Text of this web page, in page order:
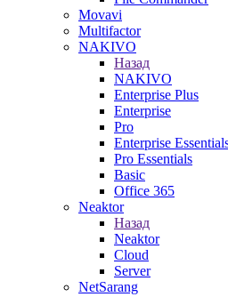
Movavi
Multifactor
NAKIVO
Назад
NAKIVO
Enterprise Plus
Enterprise
Pro
Enterprise
Pro Essentials
Basic
Office 365
Neaktor
Назад
Neaktor
Cloud
Server
NetSarang